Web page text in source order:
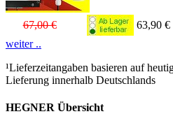
67,00 €
63,90 €
weiter ..
¹Lieferzeitangaben basieren auf
Lieferung innerhalb Deutschlands
HEGNER Übersicht